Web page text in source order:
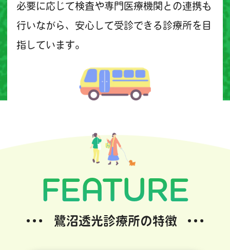
必要に応じて検査や専門医療機関との連携も
行いながら、安心して受診できる診療所を目
指しています。
FEATURE
鷺沼透光診療所の特徴